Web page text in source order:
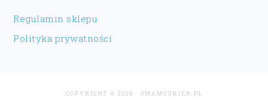
Regulamin sklepu
Polityka prywatności
COPYRIGHT © 2026 · 3MAMCUKIER.PL